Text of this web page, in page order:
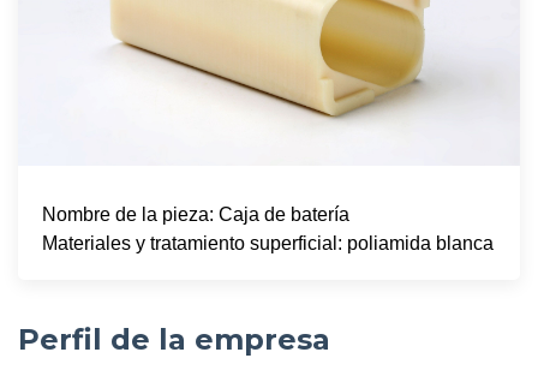
Nombre de la pieza: Caja de batería
Materiales y tratamiento superficial: poliamida blanca
Perfil de la empresa